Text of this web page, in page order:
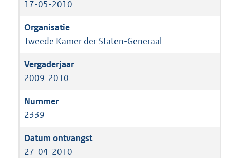
17-05-2010
Tweede Kamer der Staten-Generaal
2009-2010
2339
27-04-2010